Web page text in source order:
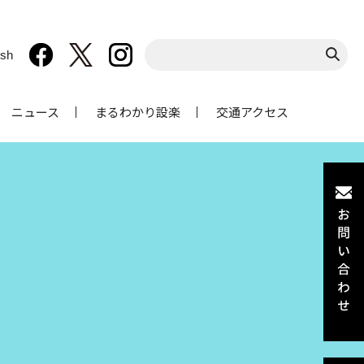
ニュース まるわかり設楽 交通アクセス